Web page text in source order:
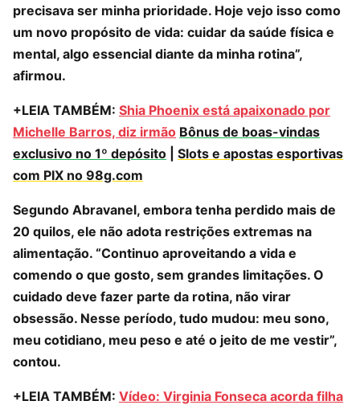
precisava ser minha prioridade. Hoje vejo isso como
um novo propósito de vida: cuidar da saúde física e
mental, algo essencial diante da minha rotina”,
afirmou.
+LEIA TAMBÉM: Shia Phoenix está apaixonado por
Michelle Barros, diz irmão Bônus de boas-vindas
exclusivo no 1º depósito
Slots e apostas esportivas
com PIX no 98g.com
Segundo Abravanel, embora tenha perdido mais de
20 quilos, ele não adota restrições extremas na
alimentação. “Continuo aproveitando a vida e
comendo o que gosto, sem grandes limitações. O
cuidado deve fazer parte da rotina, não virar
obsessão. Nesse período, tudo mudou: meu sono,
meu cotidiano, meu peso e até o jeito de me vestir”,
contou.
+LEIA TAMBÉM: Vídeo: Virginia Fonseca acorda filha